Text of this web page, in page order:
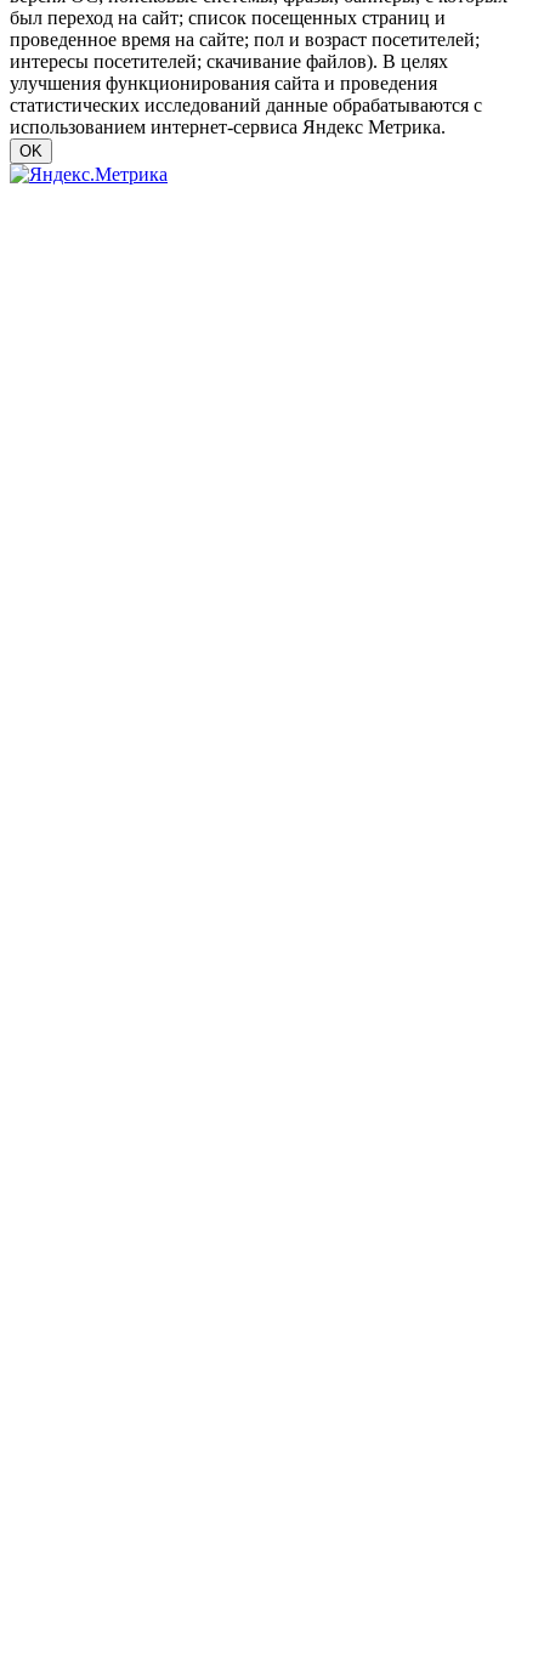
был переход на сайт; список посещенных страниц и
проведенное время на сайте; пол и возраст посетителей;
интересы посетителей; скачивание файлов). В целях
улучшения функционирования сайта и проведения
статистических исследований данные обрабатываются с
использованием интернет-сервиса Яндекс Метрика.
OK